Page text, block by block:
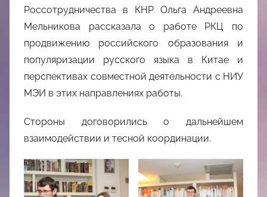
Россотрудничества в КНР Ольга Андреевна
Мельникова рассказала о работе РКЦ по
продвижению российского образования и
популяризации русского языка в Китае и
перспективах совместной деятельности с НИУ
МЭИ в этих направлениях работы.
Стороны договорились о дальнейшем
взаимодействии и тесной координации.